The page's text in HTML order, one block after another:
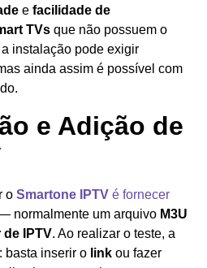
e facilidade de
TVs que não possuem o
instalação pode exigir
ainda assim é possível com
e Adição de
o Smartone IPTV é fornecer
normalmente um arquivo M3U
IPTV. Ao realizar o teste, a
basta inserir o link ou fazer